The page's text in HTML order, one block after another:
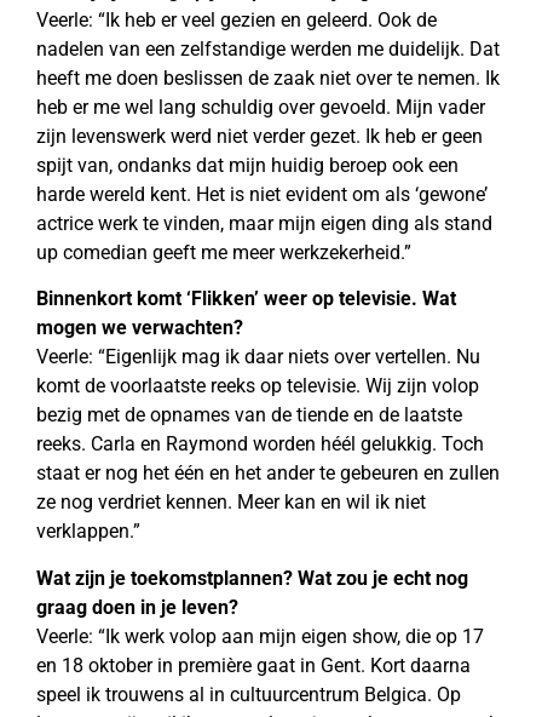
Veerle: “Ik heb er veel gezien en geleerd. Ook de
nadelen van een zelfstandige werden me duidelijk. Dat
heeft me doen beslissen de zaak niet over te nemen. Ik
heb er me wel lang schuldig over gevoeld. Mijn vader
zijn levenswerk werd niet verder gezet. Ik heb er geen
spijt van, ondanks dat mijn huidig beroep ook een
harde wereld kent. Het is niet evident om als ‘gewone’
actrice werk te vinden, maar mijn eigen ding als stand
up comedian geeft me meer werkzekerheid.”
Binnenkort komt ‘Flikken’ weer op televisie. Wat
mogen we verwachten?
Veerle: “Eigenlijk mag ik daar niets over vertellen. Nu
komt de voorlaatste reeks op televisie. Wij zijn volop
bezig met de opnames van de tiende en de laatste
reeks. Carla en Raymond worden héél gelukkig. Toch
staat er nog het één en het ander te gebeuren en zullen
ze nog verdriet kennen. Meer kan en wil ik niet
verklappen.”
Wat zijn je toekomstplannen? Wat zou je echt nog
graag doen in je leven?
Veerle: “Ik werk volop aan mijn eigen show, die op 17
en 18 oktober in première gaat in Gent. Kort daarna
speel ik trouwens al in cultuurcentrum Belgica. Op